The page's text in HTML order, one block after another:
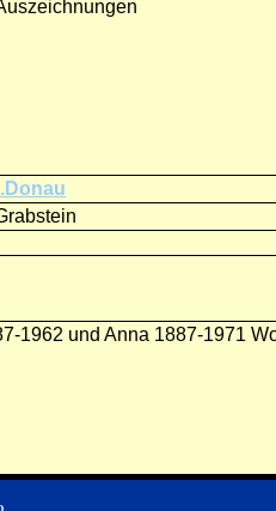
1962 und Anna 1887-1971